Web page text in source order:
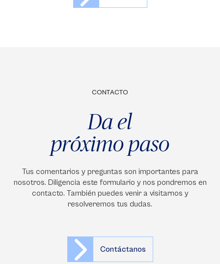
CONTACTO
Da el
próximo paso
Tus comentarios y preguntas son importantes para
nosotros. Diligencia este formulario y nos pondremos en
contacto. También puedes venir a visitarnos y
resolveremos tus dudas.
Contáctanos